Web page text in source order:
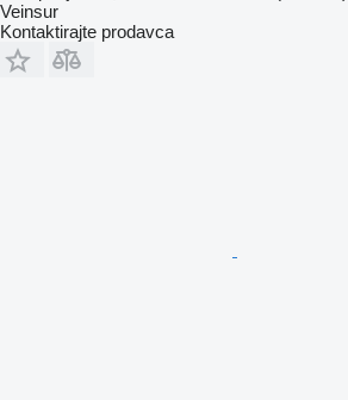
Veinsur
Kontaktirajte prodavca